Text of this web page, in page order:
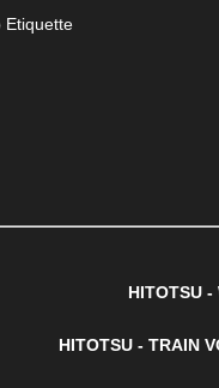
Etiquette
HITOTSU -
HITOTSU - TRAIN